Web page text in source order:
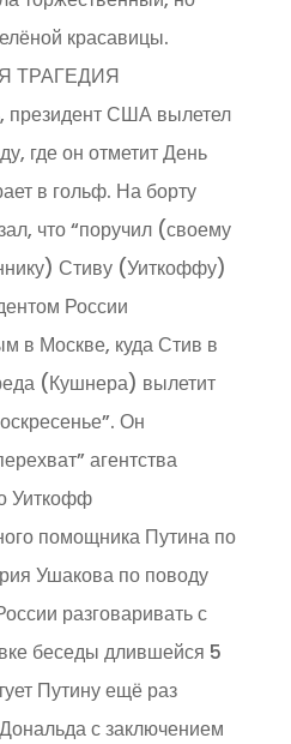
красавицы.
ТРАГЕДИЯ
президент США вылетел
где он отметит День
в гольф. На борту
что “поручил (своему
Стиву (Уиткоффу)
России
в Москве, куда Стив в
(Кушнера) вылетит
Он
агентства
Уиткофф
помощника Путина по
Ушакова по поводу
разговаривать с
беседы длившейся 5
Путину ещё раз
с заключением